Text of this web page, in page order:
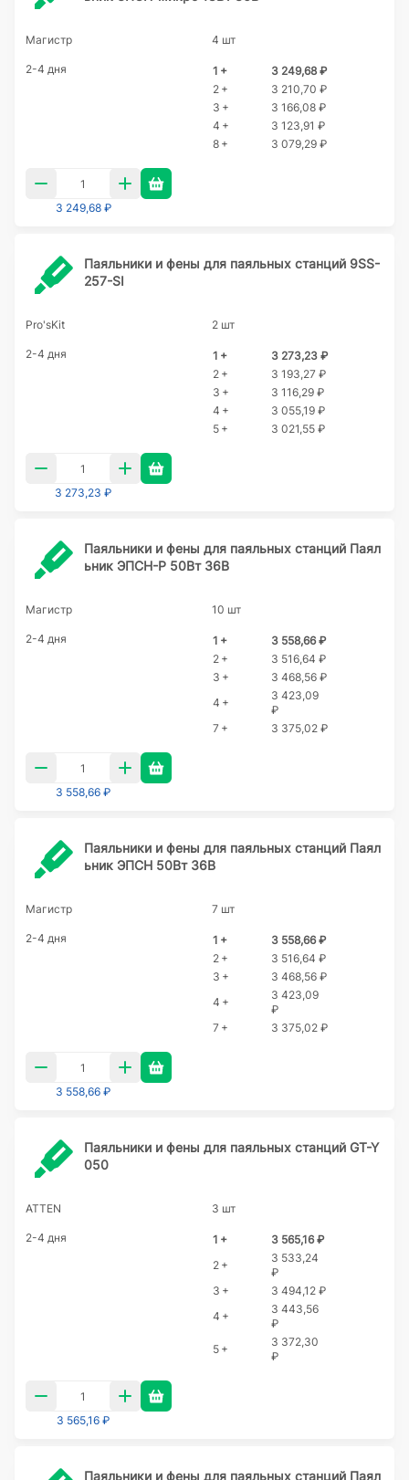
Магистр 4 шт
2-4 дня 1 +
3 249,68 ₽
2 +
3 210,70 ₽
3 +
3 166,08 ₽
4 +
3 123,91 ₽
8 +
3 079,29 ₽
3 249,68 ₽
Паяльники и фены для паяльных станций 9SS-
257-SI
Pro'sKit 2 шт
2-4 дня 1 +
3 273,23 ₽
2 +
3 193,27 ₽
3 +
3 116,29 ₽
4 +
3 055,19 ₽
5 +
3 021,55 ₽
3 273,23 ₽
Паяльники и фены для паяльных станций Паял
ьник ЭПСН-Р 50Вт 36В
Магистр 10 шт
2-4 дня 1 +
3 558,66 ₽
2 +
3 516,64 ₽
3 +
3 468,56 ₽
4 +
3 423,09
₽
7 +
3 375,02 ₽
3 558,66 ₽
Паяльники и фены для паяльных станций Паял
ьник ЭПСН 50Вт 36В
Магистр 7 шт
2-4 дня 1 +
3 558,66 ₽
2 +
3 516,64 ₽
3 +
3 468,56 ₽
4 +
3 423,09
₽
7 +
3 375,02 ₽
3 558,66 ₽
Паяльники и фены для паяльных станций GT-Y
050
ATTEN 3 шт
2-4 дня 1 +
3 565,16 ₽
2 +
3 533,24
₽
3 +
3 494,12 ₽
4 +
3 443,56
₽
5 +
3 372,30
₽
3 565,16 ₽
Паяльники и фены для паяльных станций Паял